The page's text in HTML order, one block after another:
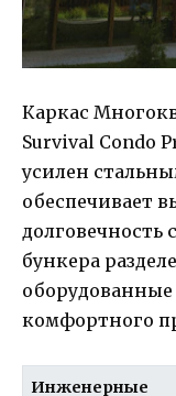
Каркас
Survival Condo
усилен
обеспечивает
бункера
комфортного
Инженерные